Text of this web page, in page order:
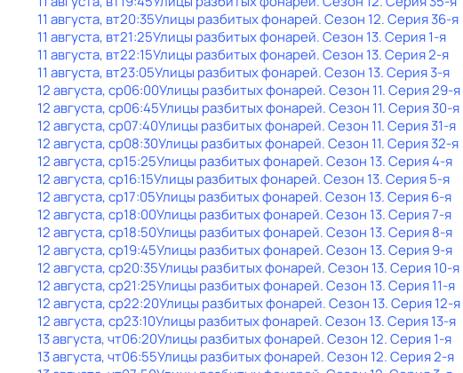
11 августа, вт20:35Улицы разбитых фонарей. Сезон 12. Серия 36-я
11 августа, вт21:25Улицы разбитых фонарей. Сезон 13. Серия 1-я
11 августа, вт22:15Улицы разбитых фонарей. Сезон 13. Серия 2-я
11 августа, вт23:05Улицы разбитых фонарей. Сезон 13. Серия 3-я
12 августа, ср06:00Улицы разбитых фонарей. Сезон 11. Серия 29-я
12 августа, ср06:45Улицы разбитых фонарей. Сезон 11. Серия 30-я
12 августа, ср07:40Улицы разбитых фонарей. Сезон 11. Серия 31-я
12 августа, ср08:30Улицы разбитых фонарей. Сезон 11. Серия 32-я
12 августа, ср15:25Улицы разбитых фонарей. Сезон 13. Серия 4-я
12 августа, ср16:15Улицы разбитых фонарей. Сезон 13. Серия 5-я
12 августа, ср17:05Улицы разбитых фонарей. Сезон 13. Серия 6-я
12 августа, ср18:00Улицы разбитых фонарей. Сезон 13. Серия 7-я
12 августа, ср18:50Улицы разбитых фонарей. Сезон 13. Серия 8-я
12 августа, ср19:45Улицы разбитых фонарей. Сезон 13. Серия 9-я
12 августа, ср20:35Улицы разбитых фонарей. Сезон 13. Серия 10-я
12 августа, ср21:25Улицы разбитых фонарей. Сезон 13. Серия 11-я
12 августа, ср22:20Улицы разбитых фонарей. Сезон 13. Серия 12-я
12 августа, ср23:10Улицы разбитых фонарей. Сезон 13. Серия 13-я
13 августа, чт06:20Улицы разбитых фонарей. Сезон 12. Серия 1-я
13 августа, чт06:55Улицы разбитых фонарей. Сезон 12. Серия 2-я